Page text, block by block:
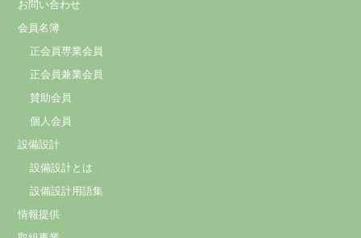
お問い合わせ
会員名簿
正会員専業会員
正会員兼業会員
賛助会員
個人会員
設備設計
設備設計とは
設備設計用語集
情報提供